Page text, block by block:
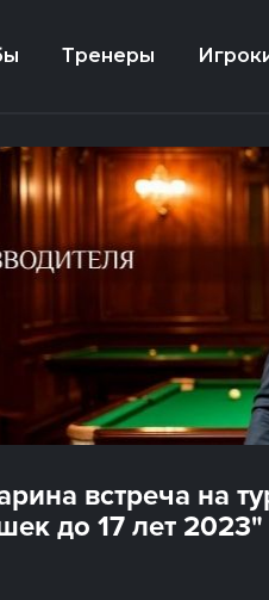
Тренеры
встреча на
до 17 лет 2023"